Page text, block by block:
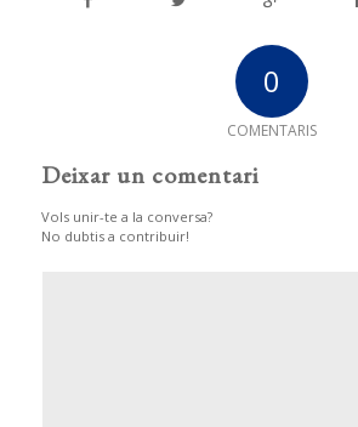
0
COMENTARIS
Deixar un comentari
Vols unir-te a la conversa?
No dubtis a contribuir!